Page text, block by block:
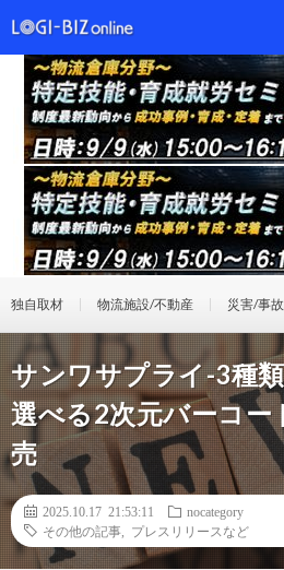
独自取材 物流施設/不動産 災害/事
サンワサプライ-3種
選べる2次元バーコー
売
2025.10.17 21:53:11
nocategory
その他の記事
プレスリリースなど